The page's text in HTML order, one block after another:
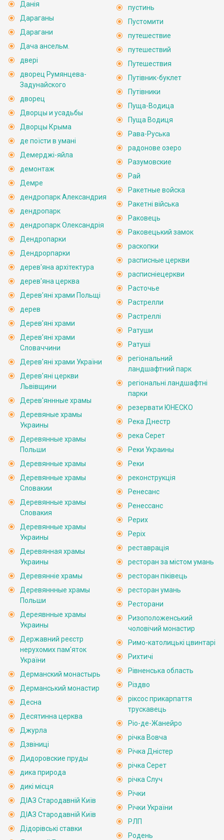
Данія
Дараганы
Дарагани
Дача ансельм.
двері
дворец Румянцева-
Задунайского
дворец
Дворцы и усадьбы
Дворцы Крыма
де поїсти в умані
Демерджі-яйла
демонтаж
Демре
дендропарк Александрия
дендропарк
дендропарк Олександрія
Дендропарки
Дендрорпарки
дерев'яна архітектура
дерев'яна церква
Дерев'яні храми Польщі
дерев
Дерев'яні храми
Дерев'яні храми
Словаччини
Дерев'яні храми України
Дерев'яні церкви
Львівщини
Дерев'яннные храмы
Деревяные храмы
Украины
Деревянные храмы
Польши
Деревянные храмы
Деревянные храмы
Словакии
Деревянные храмы
Словакия
Деревянные храмы
Украины
Деревянная храмы
Украины
Деревянніе храмы
Деревяннные храмы
Польши
Дереявнные храмы
Украины
Державний реєстр
нерухомих пам'яток
України
Дерманский монастырь
Дерманський монастир
Десна
Десятинна церква
Джурла
Дзвіниці
Дидоровские пруды
дика природа
дикі місця
ДІАЗ Стародавній Київ
ДІАЗ Стародавній Київ
Дідорівські ставки
пустинь
Пустомити
путешествие
путешествий
Путешествия
Путівник-буклет
Путівники
Пуща-Водица
Пуща Водиця
Рава-Руська
радонове озеро
Разумовские
Рай
Ракетные войска
Ракетні війська
Раковець
Раковецький замок
раскопки
расписные церкви
расписніецеркви
Расточье
Растрелли
Растреллі
Ратуши
Ратуші
регіональний
ландшафтний парк
регіональні ландшафтні
парки
резервати ЮНЕСКО
Река Днестр
река Серет
Реки Украины
Реки
реконструкція
Ренесанс
Ренессанс
Рерих
Реріх
реставрація
ресторан за містом умань
ресторан піківець
ресторан умань
Ресторани
Ризоположенський
чоловічий монастир
Римо-католицькі цвинтарі
Рихтичі
Рівненська область
Різдво
ріксос прикарпаття
трускавець
Ріо-де-Жанейро
річка Вовча
Річка Дністер
річка Серет
річка Случ
Річки
Річки України
РЛП
Родень